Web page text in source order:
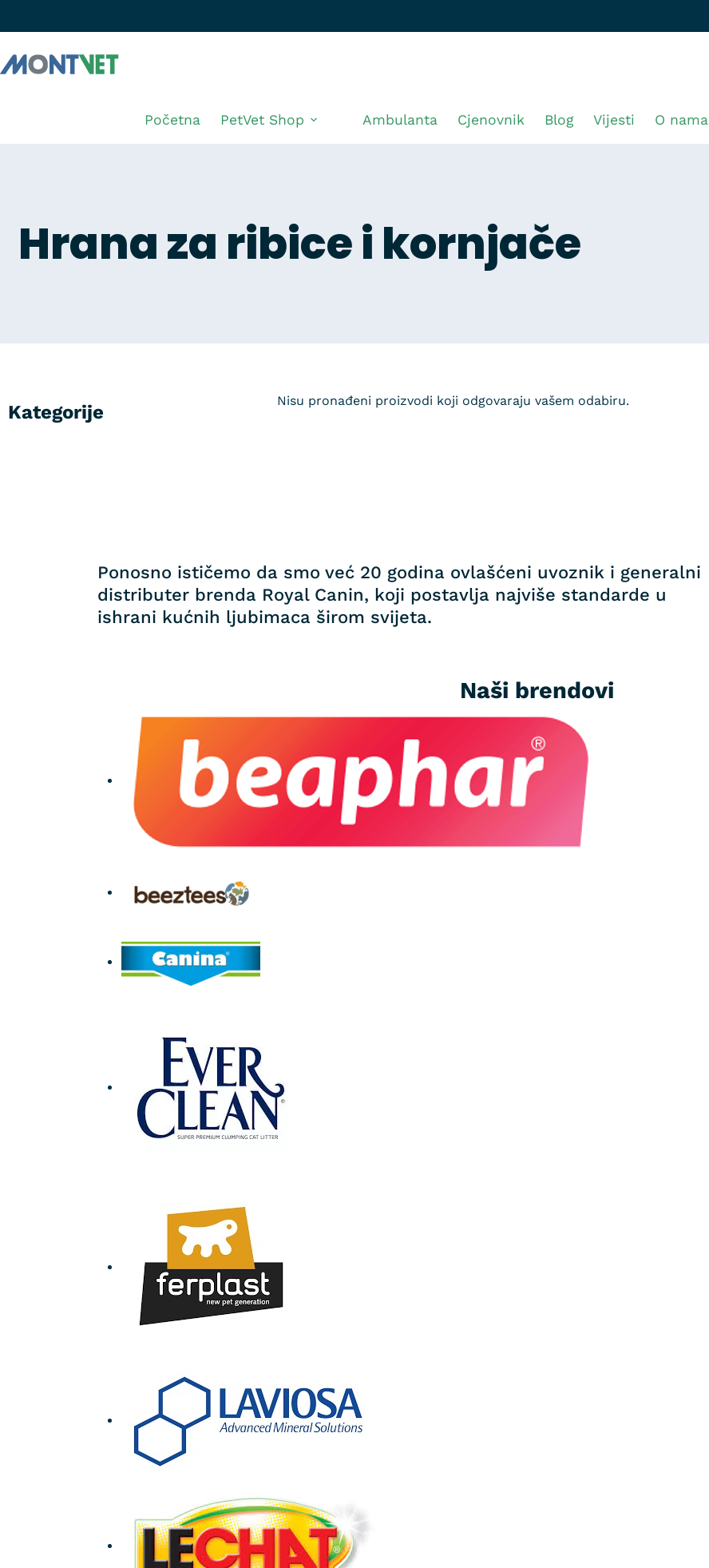
Početna PetVet Shop Ambulanta Cjenovnik Blog Vijesti O nama
Hrana za ribice i kornjače
Nisu pronađeni proizvodi koji odgovaraju vašem odabiru.
Kategorije
Ponosno ističemo da smo već 20 godina ovlašćeni uvoznik i generalni
distributer brenda Royal Canin, koji postavlja najviše standarde u
ishrani kućnih ljubimaca širom svijeta.
Naši brendovi